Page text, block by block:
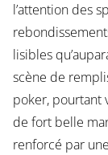
l’attention des
lisibles
scène de
poker, pourtant
de fort belle
renforcé par